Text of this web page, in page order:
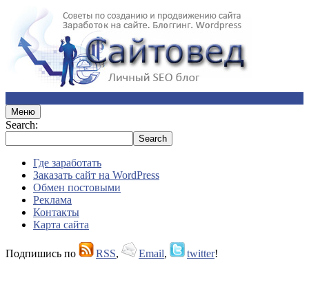
Меню
Search:
Где заработать
Заказать сайт на WordPress
Обмен постовыми
Реклама
Контакты
Карта сайта
Подпишись по RSS, Email, twitter!